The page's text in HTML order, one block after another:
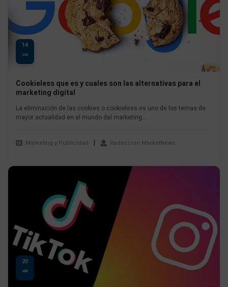
14
JUN
Cookieless que es y cuales son las alternativas para el
marketing digital
La eliminación de las cookies o cookieless es uno de los temas de
mayor actualidad en el mundo del marketing...
Marketing y Publicidad Redaccion MarketNews
20
ABR